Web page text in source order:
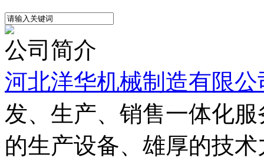
公司简介
河北洋华机械制造有限公
发、生产、销售一体化
的生产设备、雄厚的技